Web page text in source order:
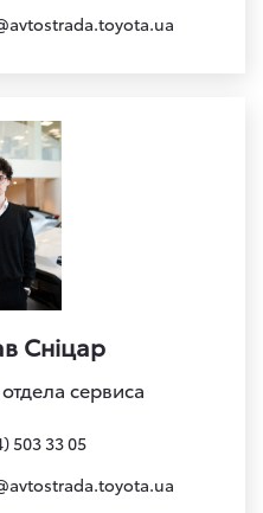
Сніцар
сервиса
503 33 05